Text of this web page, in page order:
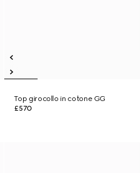
Top girocollo in cotone GG
£570